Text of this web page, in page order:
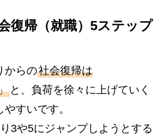
復帰（就職）5ステップ
からの社会復帰は
と、負荷を徐々に上げていく
すいです。
3や5にジャンプしようとする